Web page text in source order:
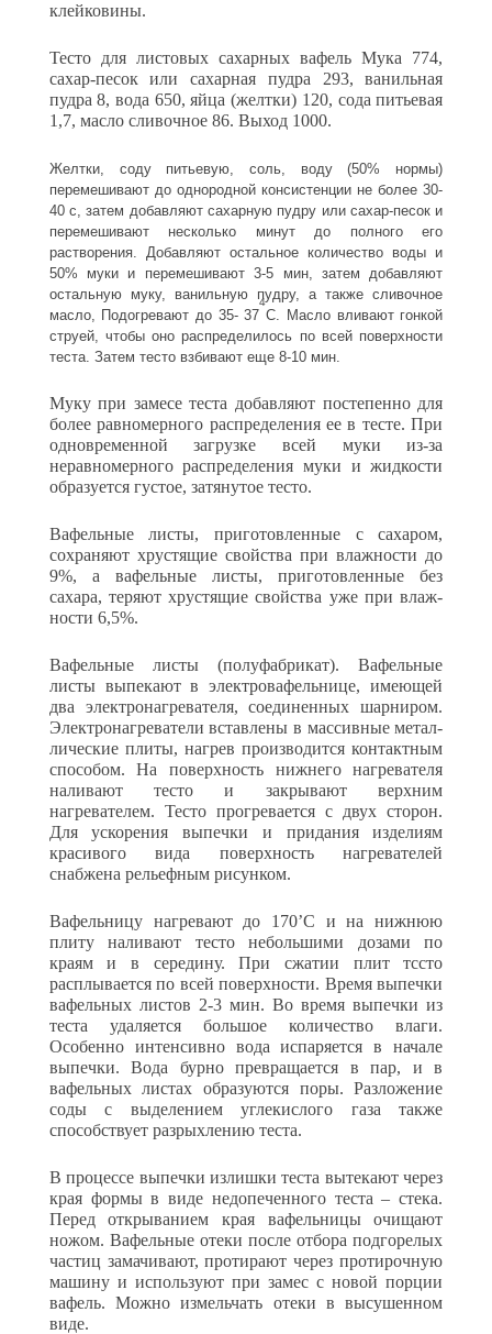
клейковины.
Тесто для листовых сахарных вафель Мука 774,
сахар-песок или сахарная пудра 293, ванильная
пудра 8, вода 650, яйца (желтки) 120, сода питьевая
1,7, масло сливочное 86. Выход 1000.
Желтки, соду питьевую, соль, воду (50% нормы)
перемешивают до однородной консистенции не более 30-
40 с, затем добавляют сахарную пудру или сахар-песок и
перемешивают несколько минут до полного его
растворения. Добавляют остальное количество воды и
50% муки и перемешивают 3-5 мин, затем добавляют
остальную муку, ванильную пудру, а также сливочное
масло, Подогревают до 35- 37
4
С. Масло вливают гонкой
струей, чтобы оно распределилось по всей поверхности
теста. Затем тесто взбивают еще 8-10 мин.
Муку при замесе теста добавляют постепенно для
более равно­мерного распределения ее в тесте. При
одновременной загрузке всей муки из-за
неравномерного распределения муки и жидкости
обра­зуется густое, затянутое тесто.
Вафельные листы, приготовленные с сахаром,
сохраняют хру­стящие свойства при влажности до
9%, а вафельные листы, при­готовленные без
сахара, теряют хрустящие свойства уже при влаж­
ности 6,5%.
Вафельные листы (полуфабрикат). Вафельные
листы выпекают в электровафельнице, имеющей
два электронагревателя, соединен­ных шарниром.
Электронагреватели вставлены в массивные метал­
лические плиты, нагрев производится контактным
способом. На поверхность нижнего нагревателя
наливают тесто и закрывают вер­хним
нагревателем. Тесто прогревается с двух сторон.
Для ускоре­ния выпечки и придания изделиям
красивого вида поверхность нагревателей
снабжена рельефным рисунком.
Вафельницу нагревают до 170’С и на нижнюю
плиту наливают тесто небольшими дозами по
краям и в середину. При сжатии плит тссто
расплывается по всей поверхности. Время выпечки
вафель­ных листов 2-3 мин. Во время выпечки из
теста удаляется большое количество влаги.
Особенно интенсивно вода испаряется в начале
выпечки. Вода бурно превращается в пар, и в
вафельных листах образуются поры. Разложение
соды с выделением углекислого газа также
способствует разрыхлению теста.
В процессе выпечки излишки теста вытекают через
края формы в виде недопеченного теста – стека.
Перед открыванием края ва­фельницы очищают
ножом. Вафельные отеки после отбора подго­релых
частиц замачивают, протирают через протирочную
машину и используют при замес с новой порции
вафель. Можно измельчать отеки в высушенном
виде.